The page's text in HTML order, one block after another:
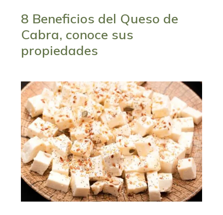
8 Beneficios del Queso de
Cabra, conoce sus
propiedades